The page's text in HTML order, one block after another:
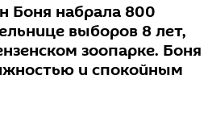
Боня набрала 800
выборов 8 лет,
зоопарке. Боня
и спокойным